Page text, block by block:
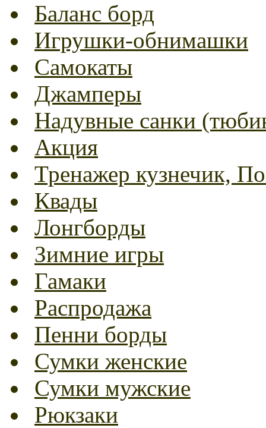
Баланс борд
Игрушки-обнимашки
Самокаты
Джамперы
Надувные санки
Акция
Тренажер кузнечик,
Квады
Лонгборды
Зимние игры
Гамаки
Распродажа
Пенни борды
Сумки женские
Сумки мужские
Рюкзаки